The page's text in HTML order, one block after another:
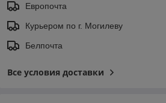
Европочта
Курьером по г. Могилеву
Белпочта
Все условия доставки